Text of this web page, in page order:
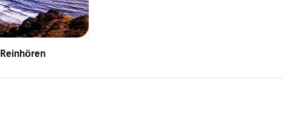
Reinhören